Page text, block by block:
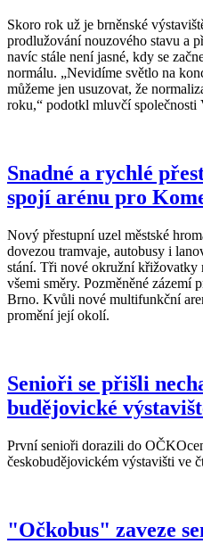
Skoro rok už je brněnské
prodlužování nouzového stavu a
navíc stále není jasné, kdy se
normálu. „Nevidíme světlo na
můžeme jen usuzovat, že
roku,“ podotkl mluvčí společnosti
Snadné a rychlé
spojí arénu pro
Nový přestupní uzel městské
dovezou tramvaje, autobusy i
stání. Tři nové okružní křižovatky
všemi směry. Pozměněné zázemí
Brno. Kvůli nové multifunkční
promění její okolí.
Senioři se přišli
budějovické
První senioři dorazili do
českobudějovickém výstavišti ve
"Očkobus" zaveze